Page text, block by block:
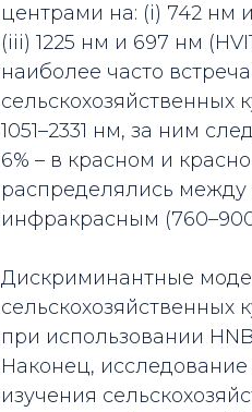
центрами на: (i) 742 нм и
(iii) 1225 нм и 697 нм
наиболее часто
сельскохозяйственных
1051–2331 нм, за ним
6% – в красном и
распределялись
инфракрасным
Дискриминантные
сельскохозяйственных
при использовании
Наконец,
изучения